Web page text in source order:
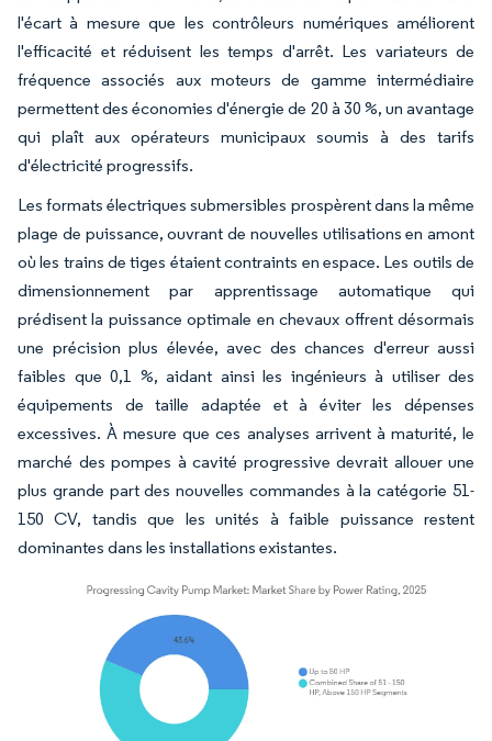
l'écart à mesure que les contrôleurs numériques améliorent
l'efficacité et réduisent les temps d'arrêt. Les variateurs de
fréquence associés aux moteurs de gamme intermédiaire
permettent des économies d'énergie de 20 à 30 %, un avantage
qui plaît aux opérateurs municipaux soumis à des tarifs
d'électricité progressifs.
Les formats électriques submersibles prospèrent dans la même
plage de puissance, ouvrant de nouvelles utilisations en amont
où les trains de tiges étaient contraints en espace. Les outils de
dimensionnement par apprentissage automatique qui
prédisent la puissance optimale en chevaux offrent désormais
une précision plus élevée, avec des chances d'erreur aussi
faibles que 0,1 %, aidant ainsi les ingénieurs à utiliser des
équipements de taille adaptée et à éviter les dépenses
excessives. À mesure que ces analyses arrivent à maturité, le
marché des pompes à cavité progressive devrait allouer une
plus grande part des nouvelles commandes à la catégorie 51-
150 CV, tandis que les unités à faible puissance restent
dominantes dans les installations existantes.